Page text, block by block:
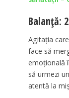
Balanță:
Agitația
face să
emoțională
să urmezi
atentă la